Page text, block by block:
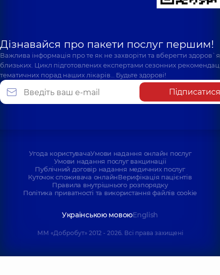
Дізнавайся про пакети послуг першим!
Важлива інформація про те як не захворіти та вберегти
близьких. Цикл підготовлених експертами сезонних
тематичних порад наших лікарів… Будьте здорові!
Підписатися
Угода користувачаУмови надання онлайн послуг
Умови надання послуг вакцинації
Публічний договір надання медичних послуг
Куточок споживача онлайнВерифікація пацієнтів
Правила внутрішнього розпорядку
Політика приватності та використання файлів cookie
Українською мовоюEnglish
ММ «Добробут» 2012 - 2026. Всі права захищені